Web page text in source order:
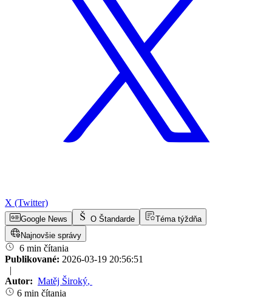
X (Twitter)
Google News O Štandarde
Téma týždňa
Najnovšie správy
6 min čítania
Publikované: 2026-03-19 20:56:51
|
Autor: Matěj Široký,
6 min čítania